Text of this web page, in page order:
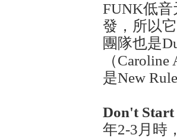
FUNK低音
發，所以
團隊也是
（
是New
Don't Start
年2-3月時